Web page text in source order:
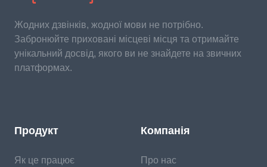
Жодних дзвінків, жодної мови не потрібно.
Забронюйте приховані місцеві місця та отримайте
унікальний досвід, якого ви не знайдете на звичних
платформах.
Продукт
Як це працює
Компанія
Про нас